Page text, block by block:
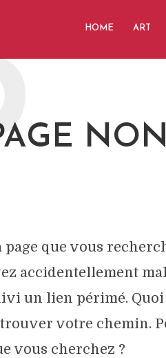
HOME ART
page que vous
accidentellement
un lien périmé.
votre chemin.
vous cherchez ?